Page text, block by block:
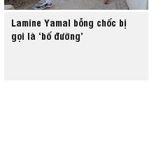
Lamine Yamal bỗng chốc bị
gọi là ‘bố đường’